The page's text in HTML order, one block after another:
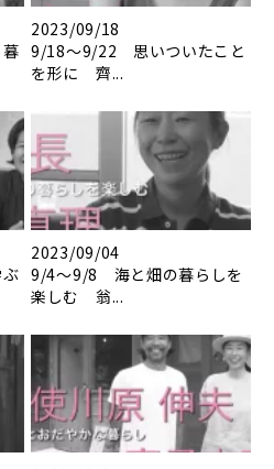
2023/09/18
9/18～9/22 思いついたこと
を形に 齊...
2023/09/04
9/4～9/8 海と畑の暮らしを
楽しむ 翁...